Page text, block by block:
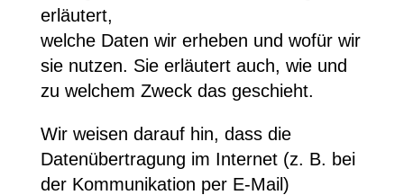
erläutert,
welche Daten wir erheben und wofür wir
sie nutzen. Sie erläutert auch, wie und
zu welchem Zweck das geschieht.
Wir weisen darauf hin, dass die
Datenübertragung im Internet (z. B. bei
der Kommunikation per E-Mail)